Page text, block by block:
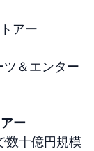
アー
ツ＆エンター
ー
数十億円規模